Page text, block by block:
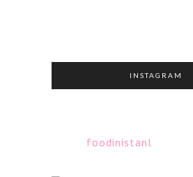
INSTAGRAM
foodinistanl